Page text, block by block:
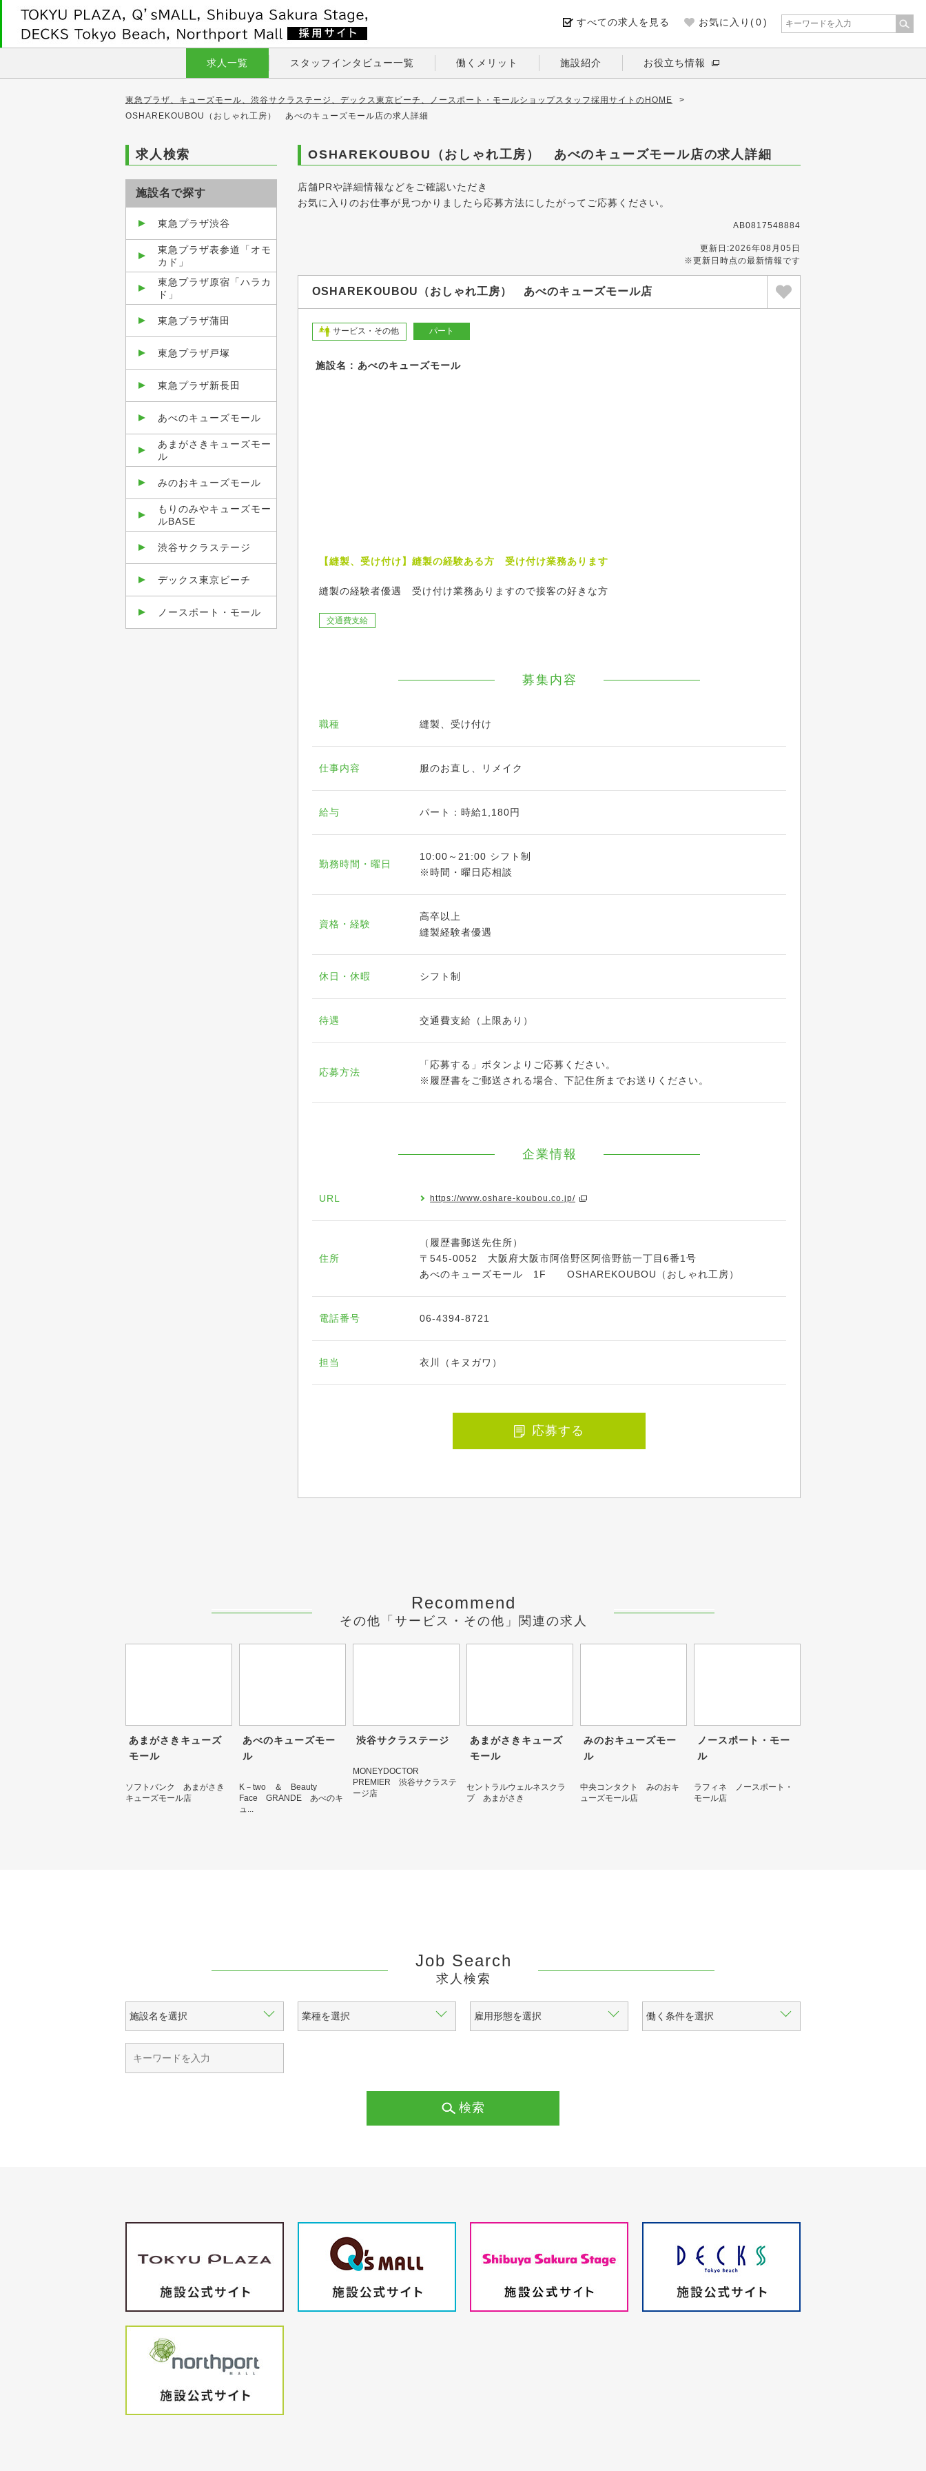
すべての求人を見る お気に入り(0)
求人一覧 スタッフインタビュー一覧 働くメリット 施設紹介 お役立ち情報
東急プラザ、キューズモール、渋谷サクラステージ、デックス東京ビーチ、ノースポート・モールショップスタッフ採用サイトのHOME
>
OSHAREKOUBOU（おしゃれ工房） あべのキューズモール店の求人詳細
求人検索
施設名で探す
東急プラザ渋谷
東急プラザ表参道「オモ
カド」
東急プラザ原宿「ハラカ
ド」
東急プラザ蒲田
東急プラザ戸塚
東急プラザ新長田
あべのキューズモール
あまがさきキューズモー
ル
みのおキューズモール
もりのみやキューズモー
ルBASE
渋谷サクラステージ
デックス東京ビーチ
ノースポート・モール
OSHAREKOUBOU（おしゃれ工房） あべのキューズモール店の求人詳細
店舗PRや詳細情報などをご確認いただき
お気に入りのお仕事が見つかりましたら応募方法にしたがってご応募ください。
AB0817548884
更新日:2026年08月05日
※更新日時点の最新情報です
OSHAREKOUBOU（おしゃれ工房） あべのキューズモール店
サービス・その他 パート
施設名 : あべのキューズモール
【縫製、受け付け】縫製の経験ある方 受け付け業務あります
縫製の経験者優遇 受け付け業務ありますので接客の好きな方
交通費支給
募集内容
職種 縫製、受け付け
仕事内容 服のお直し、リメイク
給与 パート：時給1,180円
勤務時間・曜日
10:00～21:00 シフト制
※時間・曜日応相談
資格・経験
高卒以上
縫製経験者優遇
休日・休暇 シフト制
待遇 交通費支給（上限あり）
応募方法
「応募する」ボタンよりご応募ください。
※履歴書をご郵送される場合、下記住所までお送りください。
企業情報
URL https://www.oshare-koubou.co.jp/
住所
（履歴書郵送先住所）
〒545-0052 大阪府大阪市阿倍野区阿倍野筋一丁目6番1号
あべのキューズモール 1F OSHAREKOUBOU（おしゃれ工房）
電話番号 06-4394-8721
担当 衣川（キヌガワ）
応募する
Recommend
その他「サービス・その他」関連の求人
あまがさきキューズ
モール
ソフトバンク あまがさき
キューズモール店
あべのキューズモー
ル
K－two ＆ Beauty
Face GRANDE あべのキ
ュ...
渋谷サクラステージ
MONEYDOCTOR
PREMIER 渋谷サクラステ
ージ店
あまがさきキューズ
モール
セントラルウェルネスクラ
ブ あまがさき
みのおキューズモー
ル
中央コンタクト みのおキ
ューズモール店
ノースポート・モー
ル
ラフィネ ノースポート・
モール店
Job Search
求人検索
検索